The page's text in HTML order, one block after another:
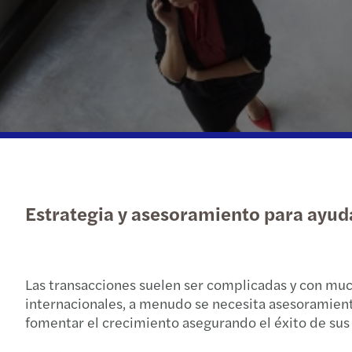
Estrategia y asesoramiento para
Las transacciones suelen ser complicadas y con
internacionales, a menudo se necesita
fomentar el crecimiento asegurando el éxito de